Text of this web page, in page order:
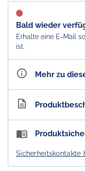
Bald wieder
Erhalte eine E-Mail
ist.
Mehr zu
Artikelnummer
Aesop Seeking
Eine leichte,
Sicherheitskontakte